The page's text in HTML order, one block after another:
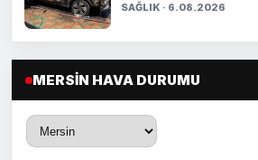
SAĞLIK · 6.08.2026
MERSIN HAVA DURUMU